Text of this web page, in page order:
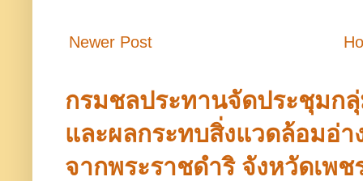
Newer Post
กรมชลประทานจัดประชุมก
และผลกระทบสิ่งแวดล้อมอ่า
จากพระราชดำริ จังหวัดเพ